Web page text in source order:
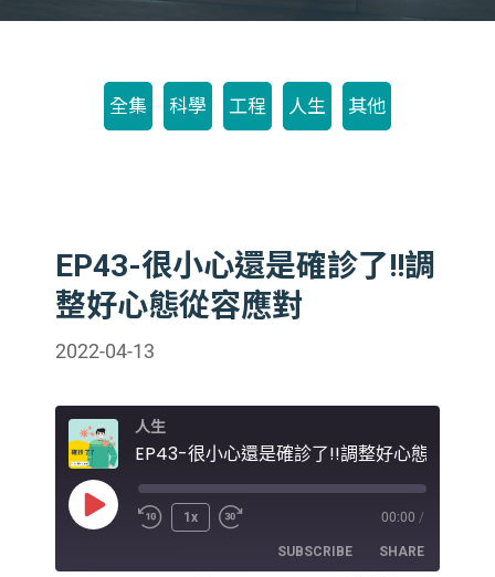
全集 科學 工程 人生 其他
EP43-很小心還是確診了!!調
整好心態從容應對
2022-04-13
人生
EP43-很小心還是確診了!!調整好心態從容應
Play
1x 00:00 /
SUBSCRIBE SHARE